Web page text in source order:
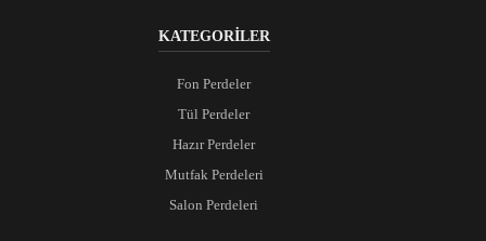
KATEGORİLER
Fon Perdeler
Tül Perdeler
Hazır Perdeler
Mutfak Perdeleri
Salon Perdeleri